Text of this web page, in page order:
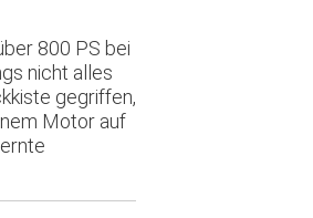
800 PS bei
nicht alles
gegriffen,
Motor auf